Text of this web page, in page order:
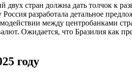
двух стран должна дать толчок
Россия разработала детальное
между центробанками
Ожидается, что Бразилия как
году